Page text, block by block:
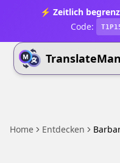
⚡ Zeitlich
Code:
Home Entdecken